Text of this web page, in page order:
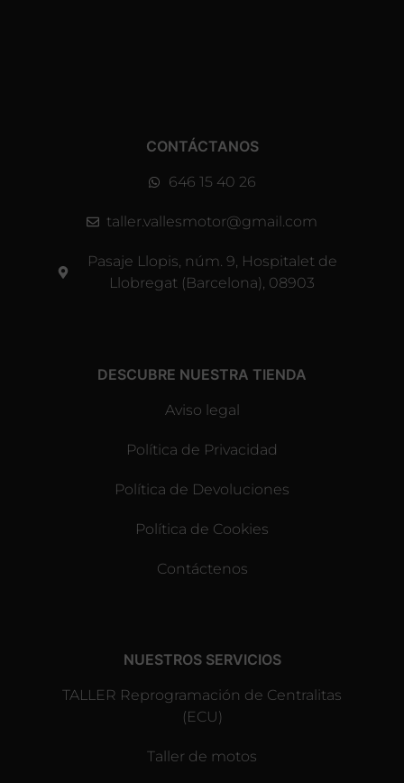
CONTÁCTANOS
646 15 40 26
taller.vallesmotor@gmail.com
Pasaje Llopis, núm. 9, Hospitalet de
Llobregat (Barcelona), 08903
DESCUBRE NUESTRA TIENDA
Aviso legal
Política de Privacidad
Política de Devoluciones
Política de Cookies
Contáctenos
NUESTROS SERVICIOS
TALLER Reprogramación de Centralitas
(ECU)
Taller de motos